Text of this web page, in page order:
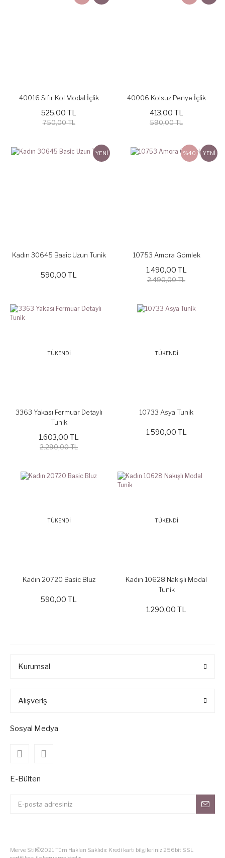
40016 Sıfır Kol Modal İçlik
525,00 TL
750,00 TL
40006 Kolsuz Penye İçlik
413,00 TL
590,00 TL
YENİ
Kadın 30645 Basic Uzun Tunik
590,00 TL
%40 YENİ
10753 Amora Gömlek
1.490,00 TL
2.490,00 TL
TÜKENDİ
3363 Yakası Fermuar Detaylı
Tunik
1.603,00 TL
2.290,00 TL
TÜKENDİ
10733 Asya Tunik
1.590,00 TL
TÜKENDİ
Kadın 20720 Basic Bluz
590,00 TL
TÜKENDİ
Kadın 10628 Nakışlı Modal
Tunik
1.290,00 TL
Kurumsal
Alışveriş
Sosyal Medya
E-Bülten
Merve Stil©2021 Tüm Hakları Saklıdır. Kredi kartı bilgileriniz 256bit SSL